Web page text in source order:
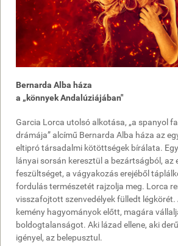
Bernarda Alba háza
a „könnyek Andalúziájában"
Garcia Lorca utolsó alkotása, „a spanyol
drámája” alcímű Bernarda Alba háza az
eltipró társadalmi kötöttségek bírálata.
lányai sorsán keresztül a bezártságból,
feszültséget, a vágyakozás erejéből
fordulás természetét rajzolja meg. Lorca
visszafojtott szenvedélyek fülledt légkörét.
kemény hagyományok előtt, magára
boldogtalanságot. Aki lázad ellene, aki
igényel, az belepusztul.